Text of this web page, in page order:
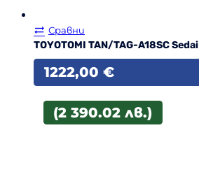
Сравни
TOYOTOMI TAN/TAG-A18SC Sedai
1222,00 €
(2 390.02 лв.)